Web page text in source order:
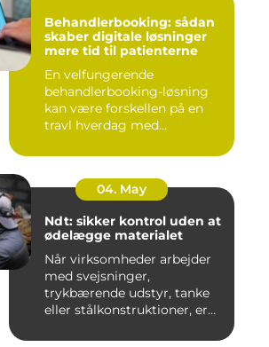
Behandlerbooking: sådan
skaber digitale løsninger
mere tid til patienterne
En velfungerende
behandlerbooking-løsning
kan være forskellen på en
travl hverdag med
04. May
Ndt: sikker kontrol uden at
ødelægge materialet
Når virksomheder arbejder
med svejsninger,
trykbærende udstyr, tanke
eller stålkonstruktioner, er